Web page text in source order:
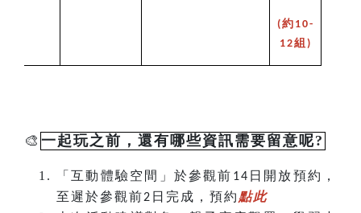
(約10-
12組)
🎨 一起玩之前，還有哪些資訊需要留意呢?
「互動體驗空間」於參觀前 14 日開放預約，
至遲於參觀前2 日完成，預約點此